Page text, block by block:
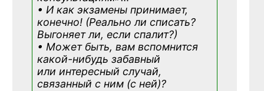
• И как экзамены принимает,
конечно! (Реально ли списать?
Выгоняет ли, если спалит?)
• Может быть, вам вспомнится
какой-нибудь забавный
или интересный случай,
связанный с ним (с ней)?